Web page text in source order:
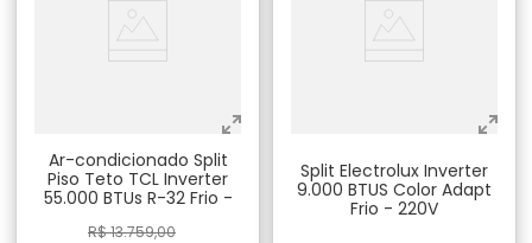
Ar-condicionado Split
Piso Teto TCL Inverter
55.000 BTUs R-32 Frio -
R$13.759,00
Split Electrolux Inverter
9.000 BTUS Color Adapt
Frio - 220V